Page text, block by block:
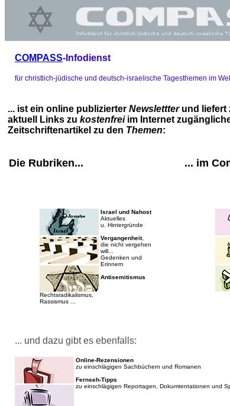
COMPASS-Infodienst
für christlich-jüdische und deutsch-israelische Tagesthemen im
... ist ein online publizierter Newslettter und liefert
aktuell Links zu kostenfrei im Internet
Zeitschriftenartikel zu den Themen:
Die Rubriken...
Israel und Nahost
Aktuelles
u. Hintergründe
Vergangenheit,
die nicht vergehen
will...
Gedenken und
Erinnern
Antisemitismus
Rechtsradikalismus,
Rassismus ...
... im
... und dazu gibt es ebenfalls:
Online-Rezensionen
zu einschlägigen Sachbüchern und Romanen
Fernseh-Tipps
zu einschlägigen Reportagen, Dokumtentationen und